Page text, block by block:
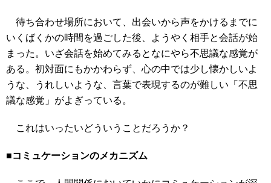
待ち合わせ場所において、出会いから声をかけるまでに
いくばくかの時間を過ごした後、ようやく相手と会話が始
まった。いざ会話を始めてみるとなにやら不思議な感覚が
ある。初対面にもかかわらず、心の中では少し懐かしいよ
うな、うれしいような、言葉で表現するのが難しい「不思
議な感覚」がよぎっている。
これはいったいどういうことだろうか？
■コミュケーションのメカニズム